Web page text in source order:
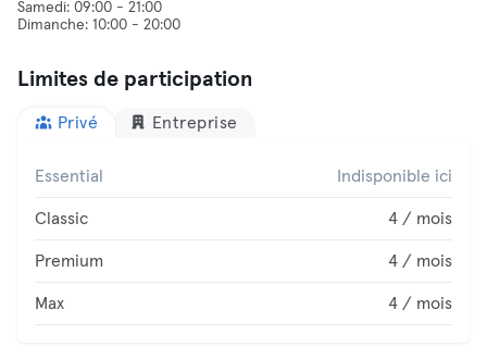
Samedi: 09:00 - 21:00
Limites de participation
Privé Entreprise
Essential Indisponible ici
Classic 4 / mois
Premium 4 / mois
Max 4 / mois